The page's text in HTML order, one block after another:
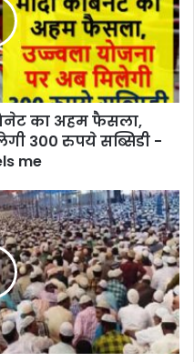
का अहम फैसला,
300 रुपये सब्सिडी -
me